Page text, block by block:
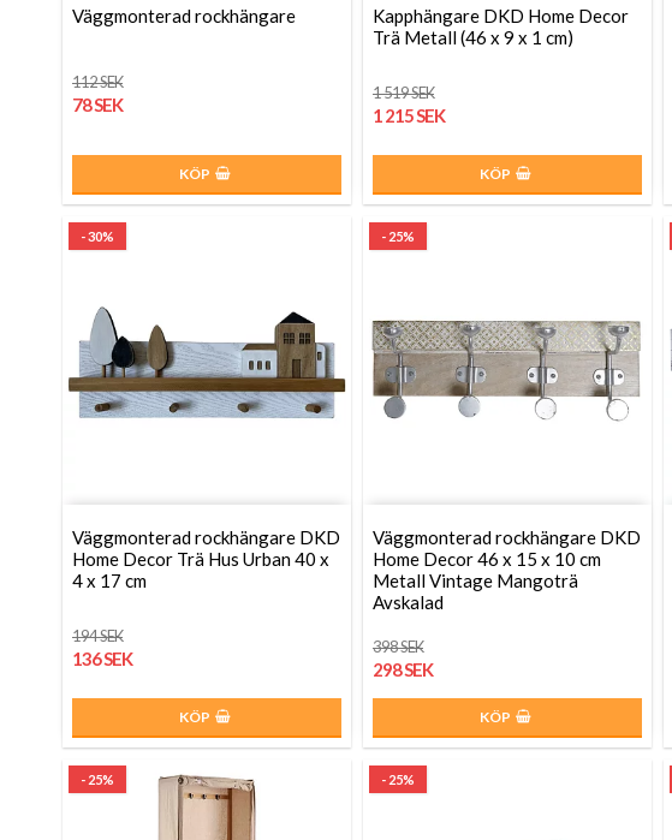
Väggmonterad rockhängare
112 SEK
78 SEK
KÖP
Kapphängare DKD Home Decor
Trä Metall (46 x 9 x 1 cm)
1 519 SEK
1 215 SEK
KÖP
- 30%
Väggmonterad rockhängare DKD
Home Decor Trä Hus Urban 40 x
4 x 17 cm
194 SEK
136 SEK
KÖP
- 25%
Väggmonterad rockhängare DKD
Home Decor 46 x 15 x 10 cm
Metall Vintage Mangoträ
Avskalad
398 SEK
298 SEK
KÖP
- 25% - 25%